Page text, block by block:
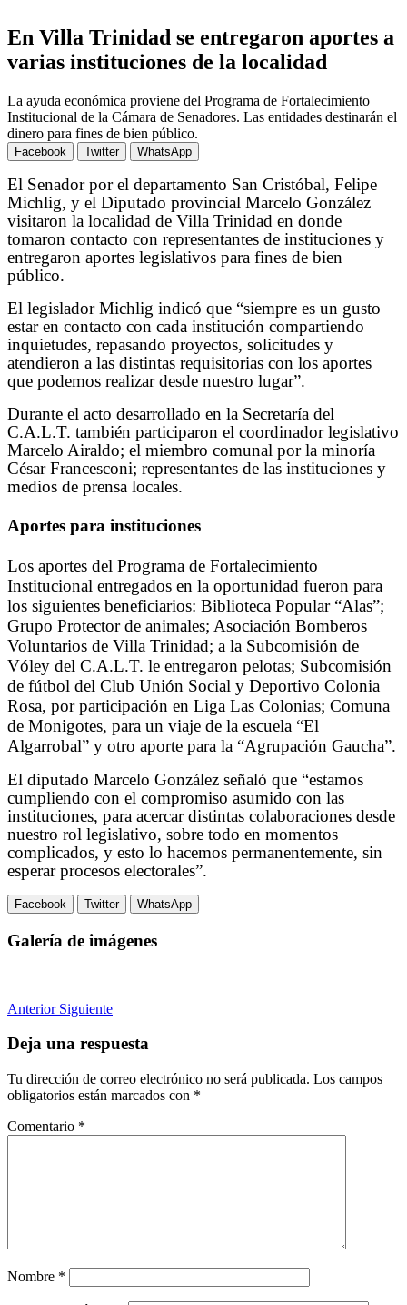
En Villa Trinidad se entregaron aportes a
varias instituciones de la localidad
La ayuda económica proviene del Programa de Fortalecimiento
Institucional de la Cámara de Senadores. Las entidades destinarán el
dinero para fines de bien público.
Facebook Twitter WhatsApp
El Senador por el departamento San Cristóbal, Felipe
Michlig, y el Diputado provincial Marcelo González
visitaron la localidad de Villa Trinidad en donde
tomaron contacto con representantes de instituciones y
entregaron aportes legislativos para fines de bien
público.
El legislador Michlig indicó que “siempre es un gusto
estar en contacto con cada institución compartiendo
inquietudes, repasando proyectos, solicitudes y
atendieron a las distintas requisitorias con los aportes
que podemos realizar desde nuestro lugar”.
Durante el acto desarrollado en la Secretaría del
C.A.L.T. también participaron el coordinador legislativo
Marcelo Airaldo; el miembro comunal por la minoría
César Francesconi; representantes de las instituciones y
medios de prensa locales.
Aportes para instituciones
Los aportes del Programa de Fortalecimiento
Institucional entregados en la oportunidad fueron para
los siguientes beneficiarios: Biblioteca Popular “Alas”;
Grupo Protector de animales; Asociación Bomberos
Voluntarios de Villa Trinidad; a la Subcomisión de
Vóley del C.A.L.T. le entregaron pelotas; Subcomisión
de fútbol del Club Unión Social y Deportivo Colonia
Rosa, por participación en Liga Las Colonias; Comuna
de Monigotes, para un viaje de la escuela “El
Algarrobal” y otro aporte para la “Agrupación Gaucha”.
El diputado Marcelo González señaló que “estamos
cumpliendo con el compromiso asumido con las
instituciones, para acercar distintas colaboraciones desde
nuestro rol legislativo, sobre todo en momentos
complicados, y esto lo hacemos permanentemente, sin
esperar procesos electorales”.
Facebook Twitter WhatsApp
Galería de imágenes
Anterior Siguiente
Deja una respuesta
Tu dirección de correo electrónico no será publicada. Los campos
obligatorios están marcados con *
Comentario *
Nombre *